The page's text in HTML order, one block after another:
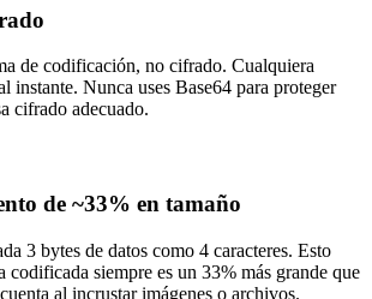
de codificación, no cifrado. Cualquiera
instante. Nunca uses Base64 para proteger
cifrado adecuado.
de ~33% en tamaño
3 bytes de datos como 4 caracteres. Esto
codificada siempre es un 33% más grande que
al incrustar imágenes o archivos.